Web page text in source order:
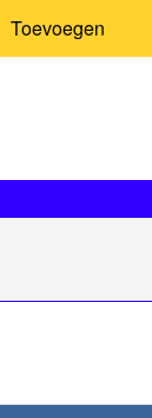
Toevoegen